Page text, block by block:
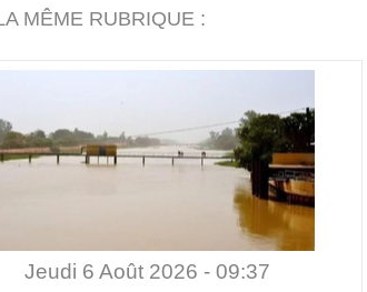
MÊME RUBRIQUE :
Jeudi 6 Août 2026 - 09:37